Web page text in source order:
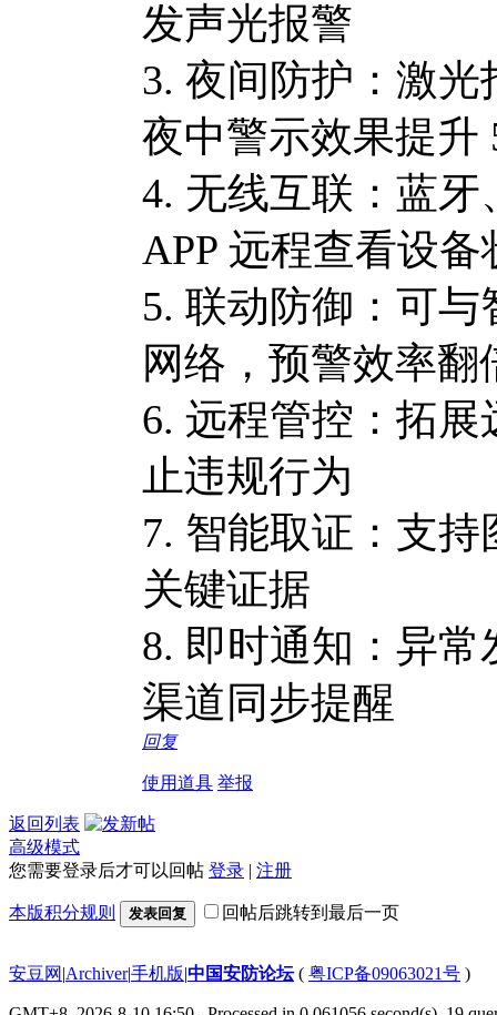
发声光报警
3. 夜间防护：激
夜中警示效果提升
4. 无线互联：蓝牙
APP 远程查看设备
5. 联动防御：可
网络，预警效率翻
6. 远程管控：拓
止违规行为
7. 智能取证：支
关键证据
8. 即时通知：异
渠道同步提醒
回复
使用道具 举报
返回列表
高级模式
您需要登录后才可以回帖 登录 | 注册
本版积分规则 发表回复 回帖后跳转到最后一页
安豆网 |Archiver|手机版|中国安防论坛( 粤ICP备09063021号 )